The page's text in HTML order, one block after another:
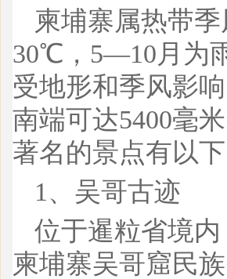
柬埔寨属热带
30℃，5—10月为
受地形和季风影
南端可达5400毫
著名的景点有以下
1、吴哥古迹
位于暹粒省境
柬埔寨吴哥窟民